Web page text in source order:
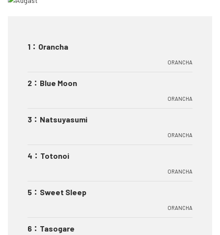
1 ： Orancha
ORANCHA
2 ： Blue Moon
ORANCHA
3 ： Natsuyasumi
ORANCHA
4 ： Totonoi
ORANCHA
5 ： Sweet Sleep
ORANCHA
6 ： Tasogare